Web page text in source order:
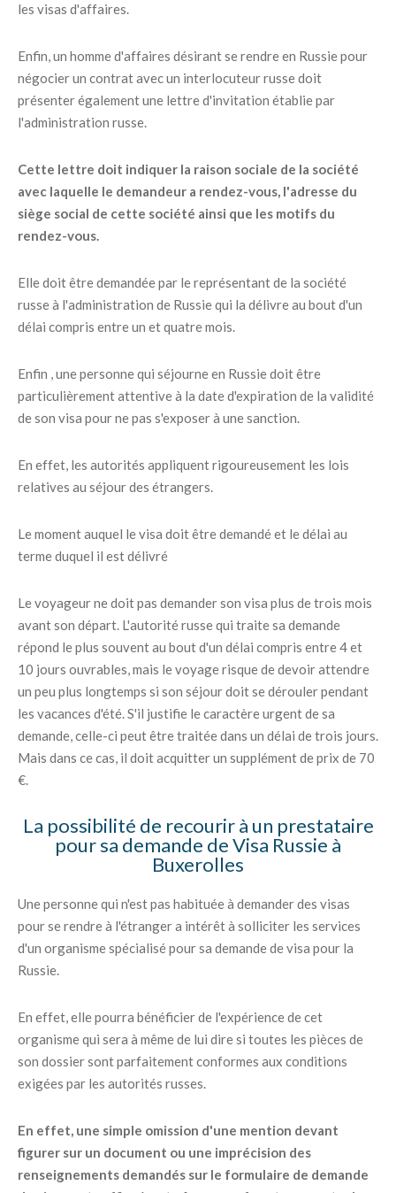
les visas d'affaires.
Enfin, un homme d'affaires désirant se rendre en Russie pour
négocier un contrat avec un interlocuteur russe doit
présenter également une lettre d'invitation établie par
l'administration russe.
Cette lettre doit indiquer la raison sociale de la société
avec laquelle le demandeur a rendez-vous, l'adresse du
siège social de cette société ainsi que les motifs du
rendez-vous.
Elle doit être demandée par le représentant de la société
russe à l'administration de Russie qui la délivre au bout d'un
délai compris entre un et quatre mois.
Enfin , une personne qui séjourne en Russie doit être
particulièrement attentive à la date d'expiration de la validité
de son visa pour ne pas s'exposer à une sanction.
En effet, les autorités appliquent rigoureusement les lois
relatives au séjour des étrangers.
Le moment auquel le visa doit être demandé et le délai au
terme duquel il est délivré
Le voyageur ne doit pas demander son visa plus de trois mois
avant son départ. L'autorité russe qui traite sa demande
répond le plus souvent au bout d'un délai compris entre 4 et
10 jours ouvrables, mais le voyage risque de devoir attendre
un peu plus longtemps si son séjour doit se dérouler pendant
les vacances d'été. S'il justifie le caractère urgent de sa
demande, celle-ci peut être traitée dans un délai de trois jours.
Mais dans ce cas, il doit acquitter un supplément de prix de 70
€.
La possibilité de recourir à un prestataire
pour sa demande de Visa Russie à
Buxerolles
Une personne qui n'est pas habituée à demander des visas
pour se rendre à l'étranger a intérêt à solliciter les services
d'un organisme spécialisé pour sa demande de visa pour la
Russie.
En effet, elle pourra bénéficier de l'expérience de cet
organisme qui sera à même de lui dire si toutes les pièces de
son dossier sont parfaitement conformes aux conditions
exigées par les autorités russes.
En effet, une simple omission d'une mention devant
figurer sur un document ou une imprécision des
renseignements demandés sur le formulaire de demande